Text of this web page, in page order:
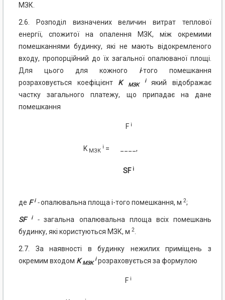
МЗК.
2.6. Розподіл визначених величин витрат теплової
енергії, спожитої на опалення МЗК, між окремими
помешканнями будинку, які не мають відокремленого
входу, пропорційний до їх загальної опалюваної площі.
Для цього для кожного i-того помешкання
розраховується коефіцієнт KМЗК
i
який відображає
частку загального платежу, що припадає на дане
помешкання
K МЗК
i =
Fi
____,
SFi
де Fi-опалювальна площа і-того помешкання, м 2;
SFi-загальна опалювальна площа всіх помешкань
будинку, які користуються МЗК, м 2.
2.7. За наявності в будинку нежилих приміщень з
окремим входом KМЗК
iрозраховується за формулою
F i